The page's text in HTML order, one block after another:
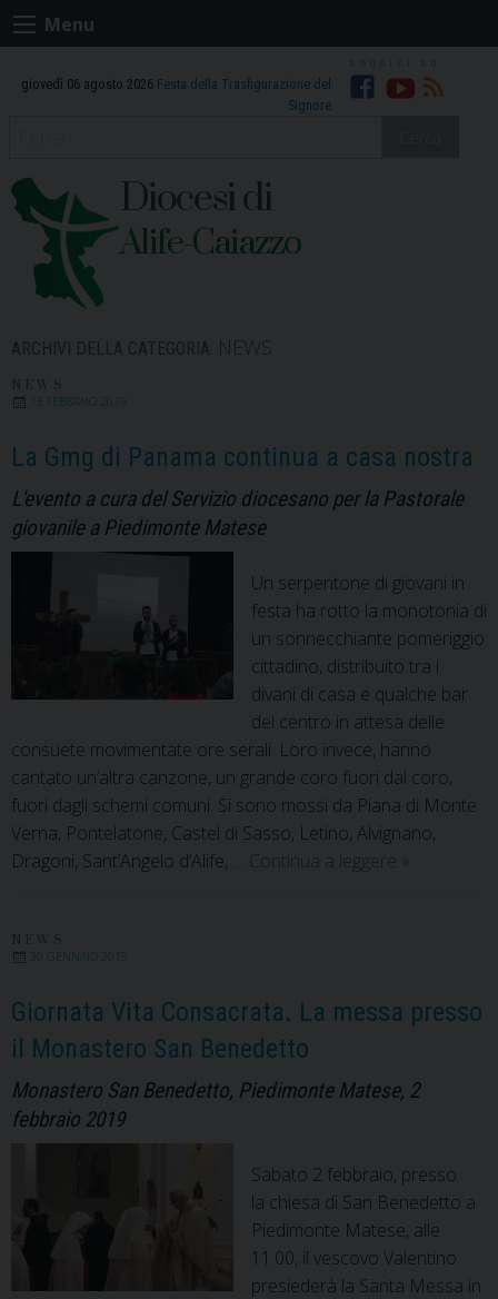
Skip
to
Menu
giovedì 06 agosto 2026 Festa della Trasfigurazione del
Signore
Facebook
Youtube
RSS
Diocesi di
Alife-Caiazzo
13 FEBBRAIO 2019
La Gmg di Panama continua a casa nostra
L'evento a cura del Servizio diocesano per la Pastorale
giovanile a Piedimonte Matese
Un serpentone di giovani in
festa ha rotto la monotonia di
un sonnecchiante pomeriggio
cittadino, distribuito tra i
divani di casa e qualche bar
del centro in attesa delle
consuete movimentate ore serali. Loro invece, hanno
cantato un’altra canzone, un grande coro fuori dal coro,
fuori dagli schemi comuni. Si sono mossi da Piana di Monte
Verna, Pontelatone, Castel di Sasso, Letino, Alvignano,
Dragoni, Sant’Angelo d’Alife, … Continua a leggere La
casa
»
30 GENNAIO 2019
Giornata Vita Consacrata. La messa presso
il Monastero San Benedetto
Monastero San Benedetto, Piedimonte Matese, 2
febbraio 2019
Sabato 2 febbraio, presso
la chiesa di San Benedetto a
Piedimonte Matese, alle
11.00, il vescovo Valentino
presiederà la Santa Messa in